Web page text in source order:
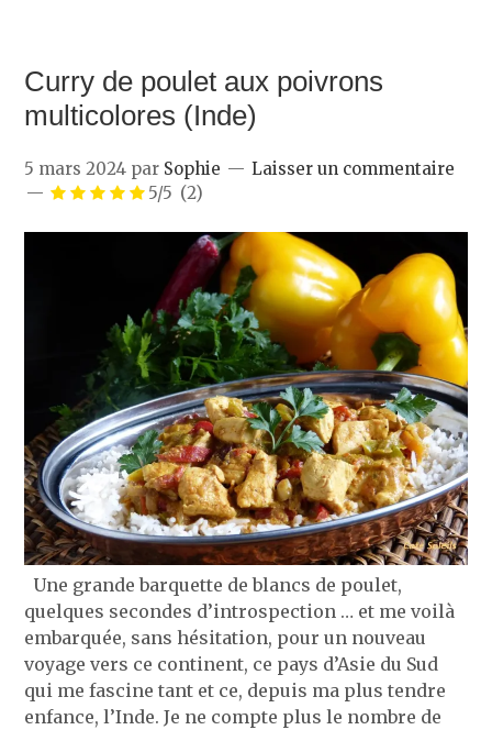
Curry de poulet aux poivrons
multicolores (Inde)
5 mars 2024 par Sophie
Laisser un commentaire
5/5 (2)
Une grande barquette de blancs de poulet,
quelques secondes d’introspection … et me voilà
embarquée, sans hésitation, pour un nouveau
voyage vers ce continent, ce pays d’Asie du Sud
qui me fascine tant et ce, depuis ma plus tendre
enfance, l’Inde. Je ne compte plus le nombre de